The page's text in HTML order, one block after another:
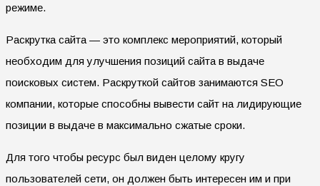
режиме.
Раскрутка сайта — это комплекс мероприятий, который
необходим для улучшения позиций сайта в выдаче
поисковых систем. Раскруткой сайтов занимаются SEO
компании, которые способны вывести сайт на лидирующие
позиции в выдаче в максимально сжатые сроки.
Для того чтобы ресурс был виден целому кругу
пользователей сети, он должен быть интересен им и при